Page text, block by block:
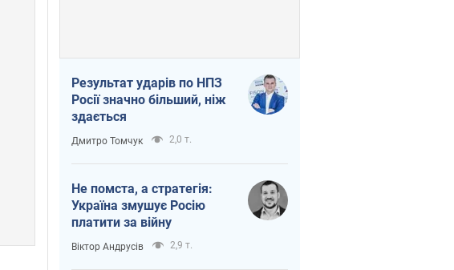
Результат ударів по НПЗ
Росії значно більший, ніж
здається
Дмитро Томчук 2,0 т.
Не помста, а стратегія:
Україна змушує Росію
платити за війну
Віктор Андрусів 2,9 т.